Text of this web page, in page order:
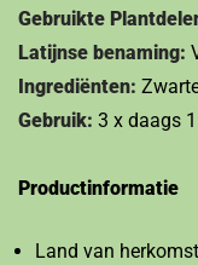
Gebruikte
Latijnse benaming:
Ingrediënten:
Gebruik: 3 x daags
Productinformatie
Land van